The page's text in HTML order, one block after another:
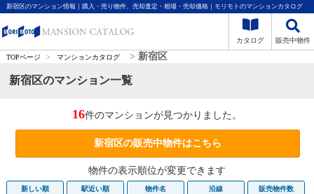
新宿区のマンション情報｜購入・売り物件、売却査定・相場・売却価格｜モリモトのマンションカタログ
カタログ 販売中物件
TOPページ > マンションカタログ > 新宿区
新宿区のマンション一覧
16件のマンションが見つかりました。
新宿区の販売中物件はこちら
物件の表示順位が変更できます
新しい順 駅近い順 物件名 沿線 販売物件数